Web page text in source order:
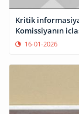
Kritik
Komissiyanın
16-01-2026